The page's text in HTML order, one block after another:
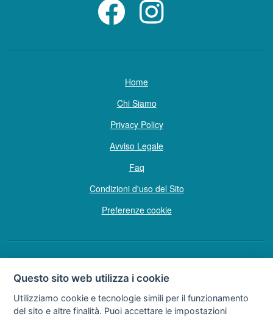
Home
Chi Siamo
Privacy Policy
Avviso Legale
Faq
Condizioni d'uso del Sito
Preferenze cookie
Copyright © Tutti i diritti sono riservati
Soggetto sottoposto a direzione e coordinamento della F.lli Dionisi S.r.L.
Questo sito web utilizza i cookie
Utilizziamo cookie e tecnologie simili per il funzionamento
del sito e altre finalità. Puoi accettare le impostazioni